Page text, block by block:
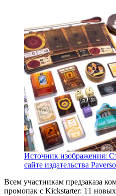
Источник изображения:
сайте издательства
Всем участникам предзаказа
промопак с Kickstarter: 11